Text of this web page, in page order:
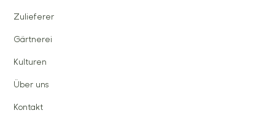
Zulieferer
Gärtnerei
Kulturen
Über uns
Kontakt